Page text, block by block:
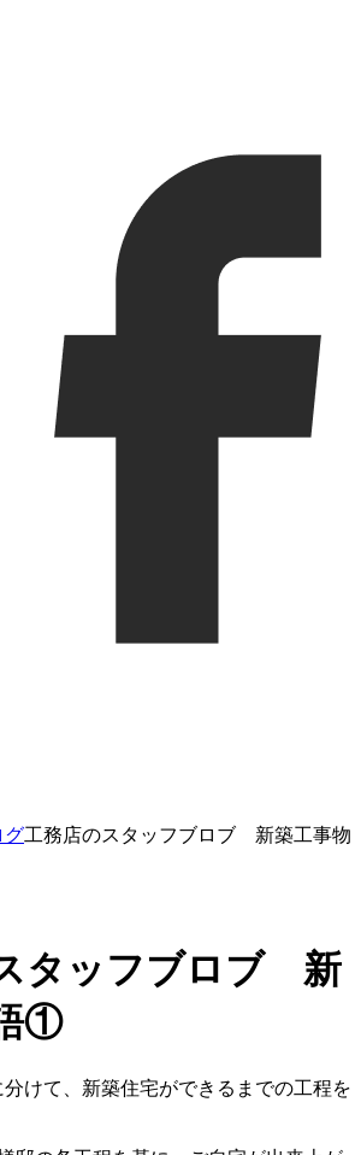
グ工務店のスタッフブロブ 新築工事物
タッフブロブ 新
①
けて、新築住宅ができるまでの工程を